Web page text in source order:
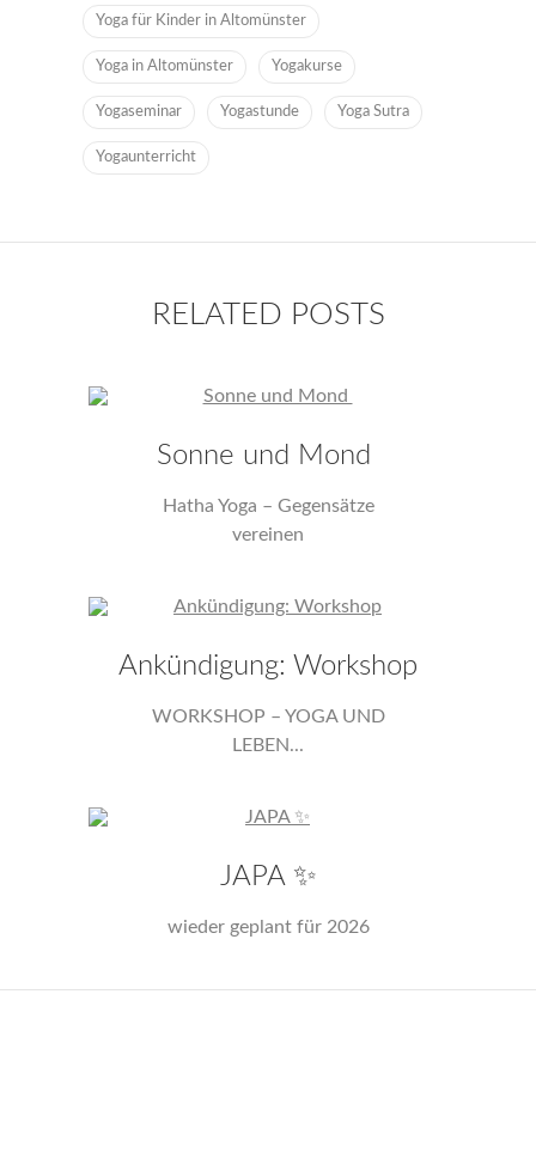
Yoga für Kinder in Altomünster
Yoga in Altomünster Yogakurse
Yogaseminar Yogastunde Yoga Sutra
Yogaunterricht
RELATED POSTS
Sonne und Mond
Hatha Yoga – Gegensätze
vereinen
Ankündigung: Workshop
WORKSHOP – YOGA UND
LEBEN...
JAPA ✨
wieder geplant für 2026